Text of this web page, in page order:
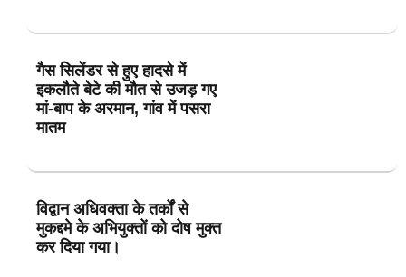
गैस सिलेंडर से हुए हादसे में
इकलौते बेटे की मौत से उजड़ गए
मां-बाप के अरमान, गांव में पसरा
मातम
विद्वान अधिवक्ता के तर्कों से
मुकद्दमे के अभियुक्तों को दोष मुक्त
कर दिया गया।